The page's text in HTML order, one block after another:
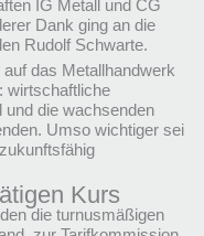
IG Metall und CG
Dank ging an die
Rudolf Schwarte.
das Metallhandwerk
wirtschaftliche
und die wachsenden
Umso wichtiger sei
Kurs
die turnusmäßigen